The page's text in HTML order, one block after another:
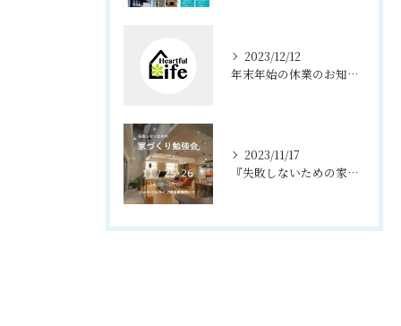
2023/12/12
年末年始の休業のお知らせ
2023/11/17
『失敗しないための家づくり勉強会』 洲本市 住宅展示場にて